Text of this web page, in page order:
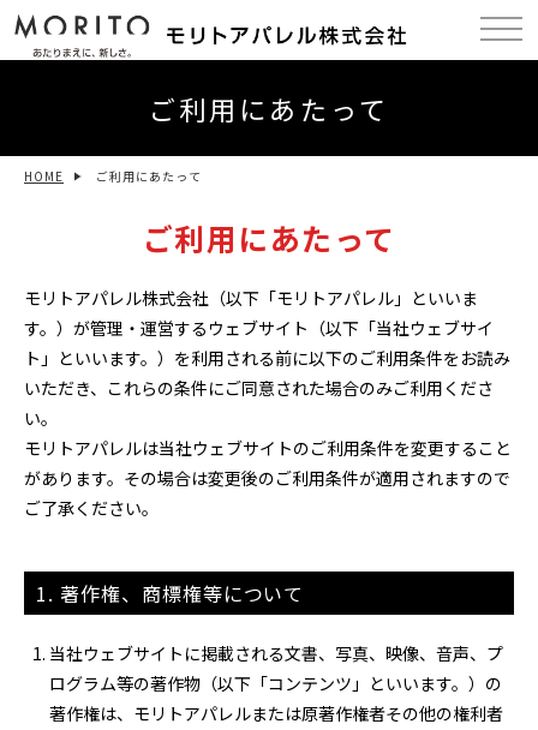
ご利用にあたって
HOME ご利用にあたって
ご利用にあたって
モリトアパレル株式会社（以下「モリトアパレル」といいま
す。）が管理・運営するウェブサイト（以下「当社ウェブサイ
ト」といいます。）を利用される前に以下のご利用条件をお読み
いただき、これらの条件にご同意された場合のみご利用くださ
い。
モリトアパレルは当社ウェブサイトのご利用条件を変更すること
があります。その場合は変更後のご利用条件が適用されますので
ご了承ください。
1. 著作権、商標権等について
当社ウェブサイトに掲載される文書、写真、映像、音声、プ
ログラム等の著作物（以下「コンテンツ」といいます。）の
著作権は、モリトアパレルまたは原著作権者その他の権利者